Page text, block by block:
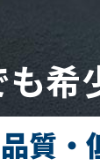
希
質・